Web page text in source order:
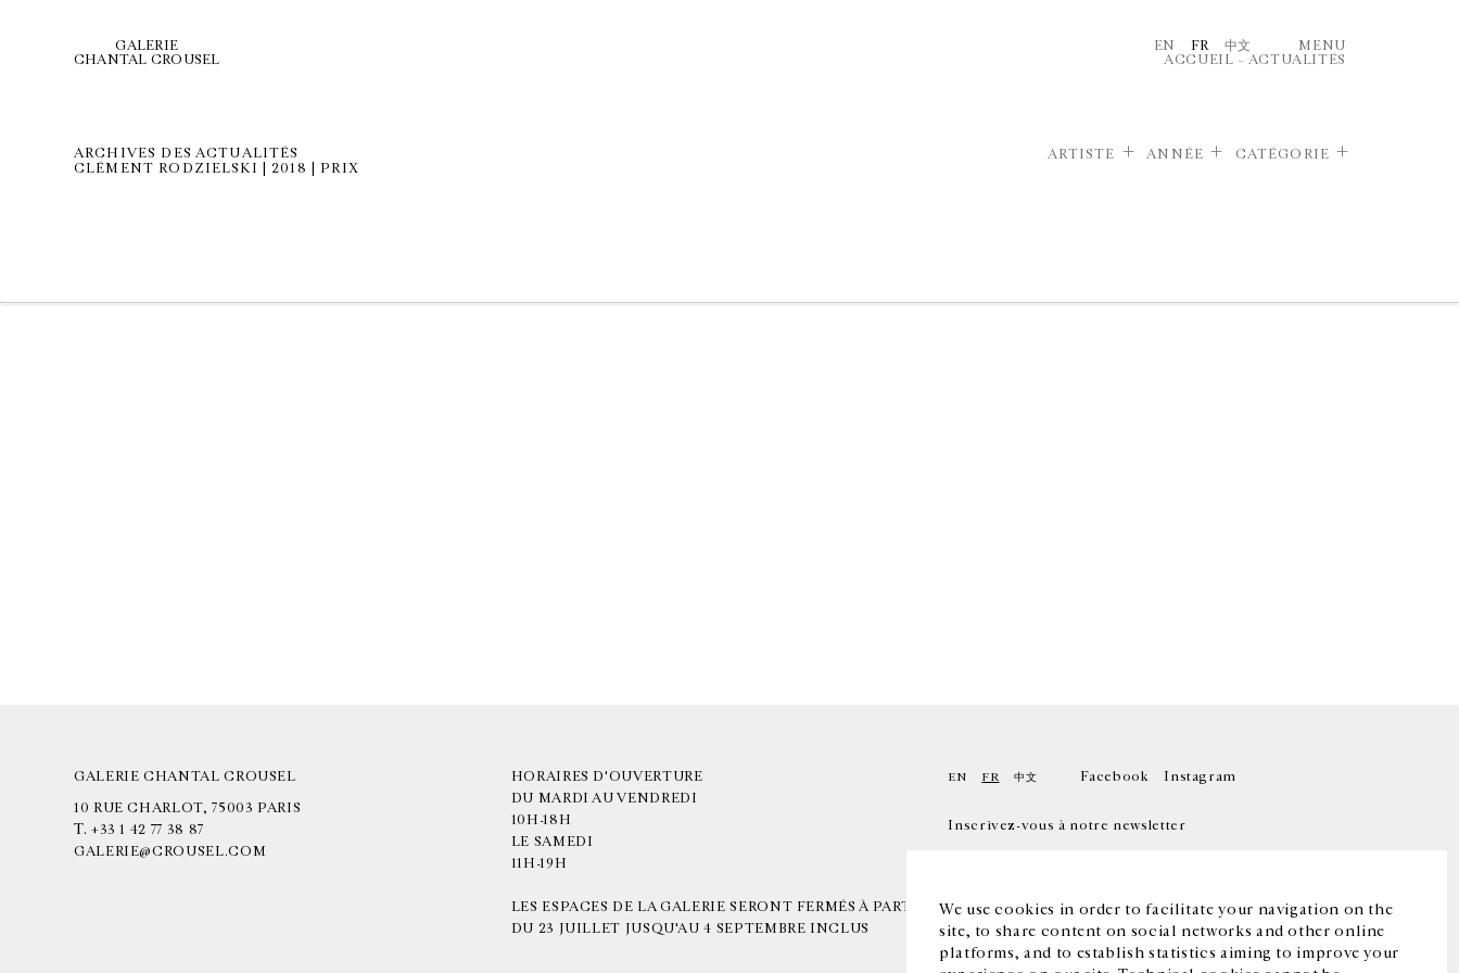
We use cookies in order to facilitate your navigation on the
site, to share content on social networks and other online
platforms, and to establish statistics aiming to improve your
GALERIE
CHANTAL CROUSEL
EN FR 中文
MENU
ACCUEIL – ACTUALITÉS
ARCHIVES DES ACTUALITÉS
CLÉMENT RODZIELSKI | 2018 | PRIX
ARTISTE ANNÉE CATÉGORIE
GALERIE CHANTAL CROUSEL
10 RUE CHARLOT, 75003 PARIS
T. +33 1 42 77 38 87
GALERIE@CROUSEL.COM
HORAIRES D'OUVERTURE
DU MARDI AU VENDREDI
10H-18H
LE SAMEDI
11H-19H
LES ESPACES DE LA GALERIE SERONT FERMÉS À PARTIR
DU 23 JUILLET JUSQU'AU 4 SEPTEMBRE INCLUS
EN FR 中文 Facebook Instagram
Inscrivez-vous à notre newsletter